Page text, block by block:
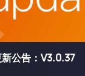
新公告：V3.0.37